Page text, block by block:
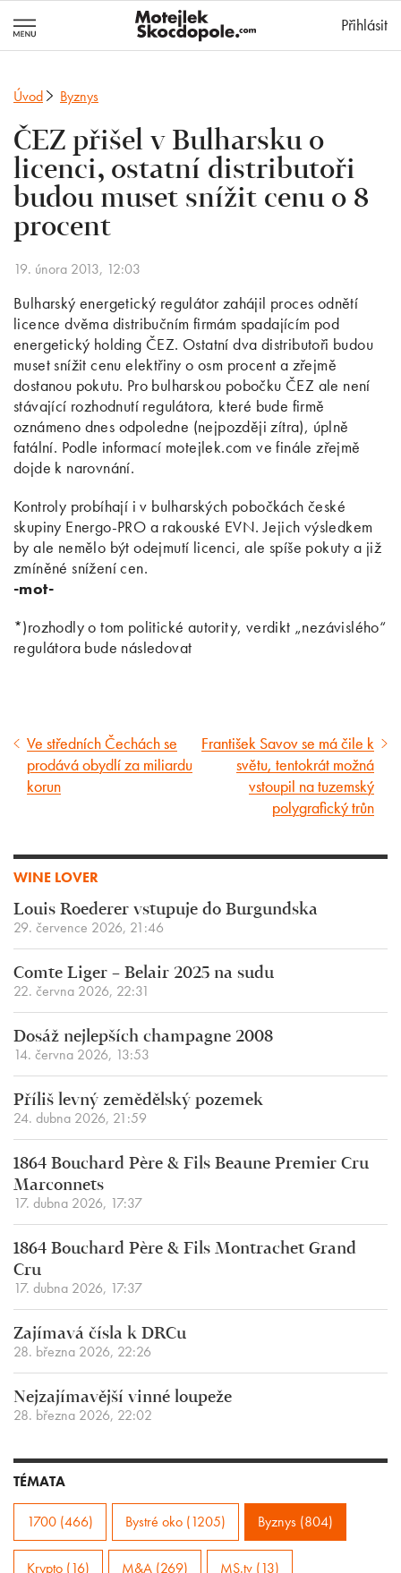
Přihlásit
Úvod Byznys
ČEZ přišel v Bulharsku o
licenci, ostatní distributoři
budou muset snížit cenu o 8
procent
19. února 2013, 12:03
Bulharský energetický regulátor zahájil proces odnětí
licence dvěma distribučním firmám spadajícím pod
energetický holding ČEZ. Ostatní dva distributoři budou
muset snížit cenu elektřiny o osm procent a zřejmě
dostanou pokutu. Pro bulharskou pobočku ČEZ ale není
stávající rozhodnutí regulátora, které bude firmě
oznámeno dnes odpoledne (nejpozději zítra), úplně
fatální. Podle informací motejlek.com ve finále zřejmě
dojde k narovnání.
Kontroly probíhají i v bulharských pobočkách české
skupiny Energo-PRO a rakouské EVN. Jejich výsledkem
by ale nemělo být odejmutí licenci, ale spíše pokuty a již
zmíněné snížení cen.
-mot-
*)rozhodly o tom politické autority, verdikt „nezávislého“
regulátora bude následovat
Předcházející
článek
Ve středních Čechách se
prodává obydlí za miliardu
korun
Následující
článek
František Savov se má čile k
světu, tentokrát možná
vstoupil na tuzemský
polygrafický trůn
WINE LOVER
Louis Roederer vstupuje do Burgundska
29. července 2026, 21:46
Comte Liger – Belair 2025 na sudu
22. června 2026, 22:31
Dosáž nejlepších champagne 2008
14. června 2026, 13:53
Příliš levný zemědělský pozemek
24. dubna 2026, 21:59
1864 Bouchard Père & Fils Beaune Premier Cru
Marconnets
17. dubna 2026, 17:37
1864 Bouchard Père & Fils Montrachet Grand
Cru
17. dubna 2026, 17:37
Zajímavá čísla k DRCu
28. března 2026, 22:26
Nejzajímavější vinné loupeže
28. března 2026, 22:02
TÉMATA
1700 (466) Bystré oko (1205) Byznys (804)
Krypto (16) M&A (269) MS.tv (13)